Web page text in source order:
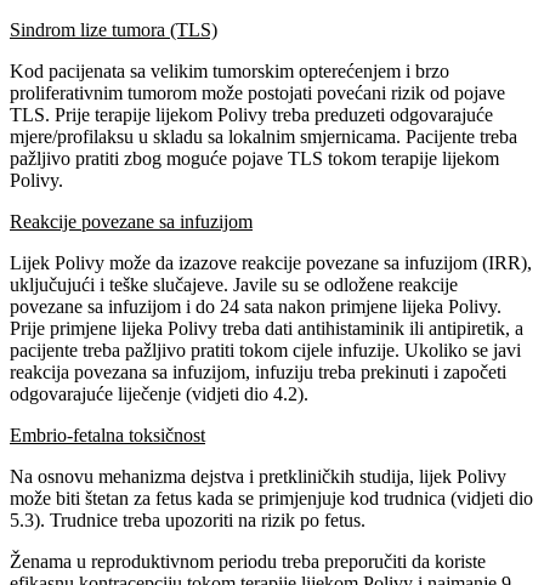
Sindrom lize tumora (TLS)
Kod pacijenata sa velikim tumorskim opterećenjem i brzo
proliferativnim tumorom može postojati povećani rizik od pojave
TLS. Prije terapije lijekom Polivy treba preduzeti odgovarajuće
mjere/profilaksu u skladu sa lokalnim smjernicama. Pacijente treba
pažljivo pratiti zbog moguće pojave TLS tokom terapije lijekom
Polivy.
Reakcije povezane sa infuzijom
Lijek Polivy može da izazove reakcije povezane sa infuzijom (IRR),
uključujući i teške slučajeve. Javile su se odložene reakcije
povezane sa infuzijom i do 24 sata nakon primjene lijeka Polivy.
Prije primjene lijeka Polivy treba dati antihistaminik ili antipiretik, a
pacijente treba pažljivo pratiti tokom cijele infuzije. Ukoliko se javi
reakcija povezana sa infuzijom, infuziju treba prekinuti i započeti
odgovarajuće liječenje (vidjeti dio 4.2).
Embrio-fetalna toksičnost
Na osnovu mehanizma dejstva i pretkliničkih studija, lijek Polivy
može biti štetan za fetus kada se primjenjuje kod trudnica (vidjeti dio
5.3). Trudnice treba upozoriti na rizik po fetus.
Ženama u reproduktivnom periodu treba preporučiti da koriste